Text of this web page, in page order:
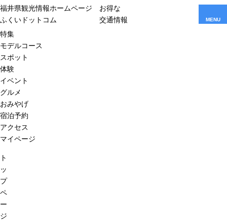
福井県観光情報ホームページ
ふくいドットコム
お得な
交通情報
MENU
特集
モデルコース
スポット
体験
イベント
グルメ
おみやげ
宿泊予約
アクセス
マイページ
ト
ッ
プ
ペ
ー
ジ